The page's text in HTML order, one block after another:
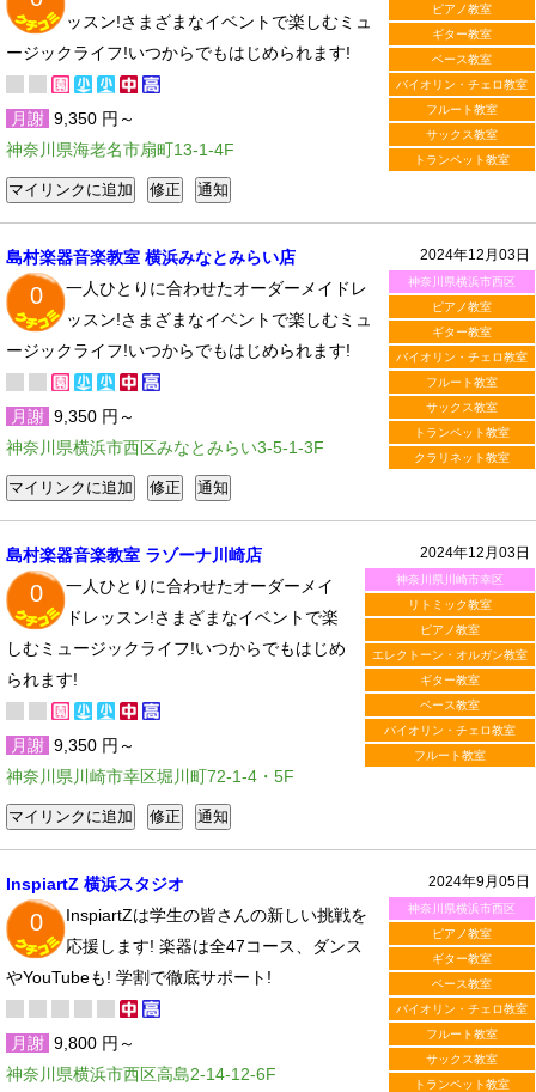
ピアノ教室
ギター教室
ベース教室
バイオリン・チェロ教室
フルート教室
サックス教室
トランペット教室
ッスン!さまざまなイベントで楽しむミュ
ージックライフ!いつからでもはじめられます!
月謝 9,350 円～
神奈川県海老名市扇町13-1-4F
2024年12月03日
神奈川県横浜市西区
ピアノ教室
ギター教室
バイオリン・チェロ教室
フルート教室
サックス教室
トランペット教室
クラリネット教室
島村楽器音楽教室 横浜みなとみらい店
0
一人ひとりに合わせたオーダーメイドレ
ッスン!さまざまなイベントで楽しむミュ
ージックライフ!いつからでもはじめられます!
月謝 9,350 円～
神奈川県横浜市西区みなとみらい3-5-1-3F
2024年12月03日
神奈川県川崎市幸区
リトミック教室
ピアノ教室
エレクトーン・オルガン教室
ギター教室
ベース教室
バイオリン・チェロ教室
フルート教室
島村楽器音楽教室 ラゾーナ川崎店
0
一人ひとりに合わせたオーダーメイ
ドレッスン!さまざまなイベントで楽
しむミュージックライフ!いつからでもはじめ
られます!
月謝 9,350 円～
神奈川県川崎市幸区堀川町72-1-4・5F
2024年9月05日
神奈川県横浜市西区
ピアノ教室
ギター教室
ベース教室
バイオリン・チェロ教室
フルート教室
サックス教室
トランペット教室
InspiartZ 横浜スタジオ
0
InspiartZは学生の皆さんの新しい挑戦を
応援します! 楽器は全47コース、ダンス
やYouTubeも! 学割で徹底サポート!
月謝 9,800 円～
神奈川県横浜市西区高島2-14-12-6F